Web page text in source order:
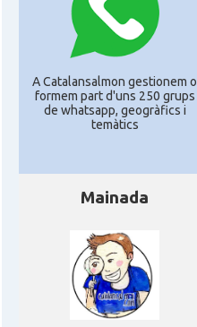
A Catalansalmon gestionem o
formem part d'uns 250 grups
de whatsapp, geogràfics i
temàtics
Mainada